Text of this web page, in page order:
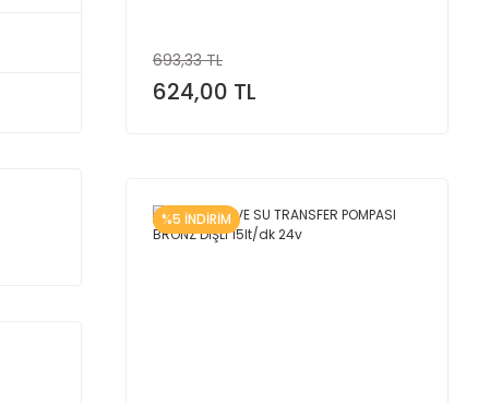
693,33 TL
624,00 TL
%5 İNDİRİM